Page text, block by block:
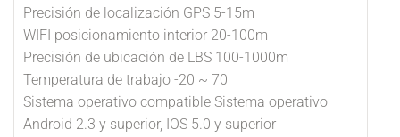
Precisión de localización GPS 5-15m
WIFI posicionamiento interior 20-100m
Precisión de ubicación de LBS 100-1000m
Temperatura de trabajo -20 ~ 70
Sistema operativo compatible Sistema operativo
Android 2.3 y superior, IOS 5.0 y superior